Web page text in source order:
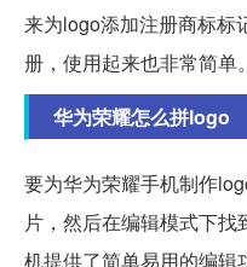
来为logo添加注册商标标
册，使用起来也非常简单。
华为荣耀怎么拼logo
要为华为荣耀手机制作
片，然后在编辑模式下
机提供了简单易用的编辑